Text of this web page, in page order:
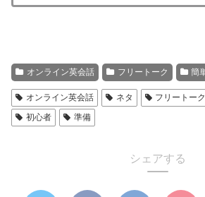
オンライン英会話 フリートーク 簡
オンライン英会話 ネタ フリートーク
初心者
準備
シェアする